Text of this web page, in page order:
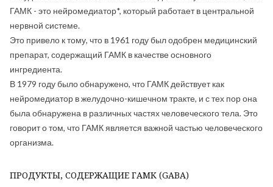
ГАМК - это нейромедиатор*, который работает в центральной
нервной системе.
Это привело к тому, что в 1961 году был одобрен медицинский
препарат, содержащий ГАМК в качестве основного
ингредиента.
В 1979 году было обнаружено, что ГАМК действует как
нейромедиатор в желудочно-кишечном тракте, и с тех пор она
была обнаружена в различных частях человеческого тела. Это
говорит о том, что ГАМК является важной частью человеческого
организма.
ПРОДУКТЫ, СОДЕРЖАЩИЕ ГАМК (GABA)